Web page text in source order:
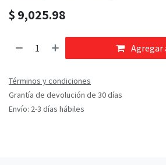
$ 9,025.98
Términos y condiciones
Grantía de devolución de 30 días
Envío: 2-3 días hábiles